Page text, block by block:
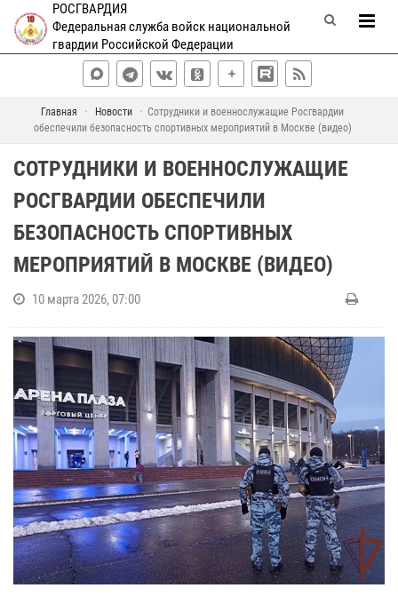
РОСГВАРДИЯ
Федеральная служба войск национальной
гвардии Российской Федерации
Главная Новости
Сотрудники и военнослужащие Росгвардии
обеспечили безопасность спортивных мероприятий в Москве (видео)
СОТРУДНИКИ И ВОЕННОСЛУЖАЩИЕ
РОСГВАРДИИ ОБЕСПЕЧИЛИ
БЕЗОПАСНОСТЬ СПОРТИВНЫХ
МЕРОПРИЯТИЙ В МОСКВЕ (ВИДЕО)
10 марта 2026, 07:00